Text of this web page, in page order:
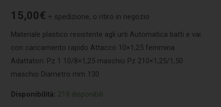
15,00€ + spedizione, o ritiro in negozio
Materiale plastico resistente agli urti Automatica batti e vai
con caricamento rapido Attacco 10×1,25 femmina
Adattatori: Pz 1 10/8×1,25 maschio Pz 210×1,25/1,50
maschio Diametro mm 130
Disponibilità: 219 disponibili